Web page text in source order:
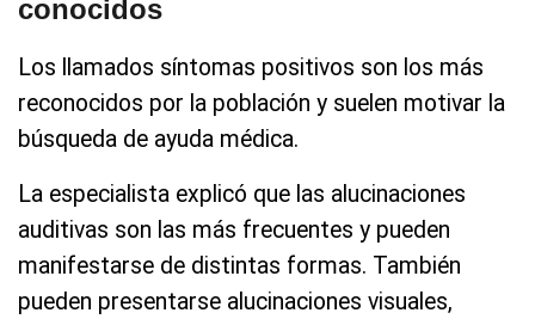
conocidos
Los llamados síntomas positivos son los más
reconocidos por la población y suelen motivar la
búsqueda de ayuda médica.
La especialista explicó que las alucinaciones
auditivas son las más frecuentes y pueden
manifestarse de distintas formas. También
pueden presentarse alucinaciones visuales,